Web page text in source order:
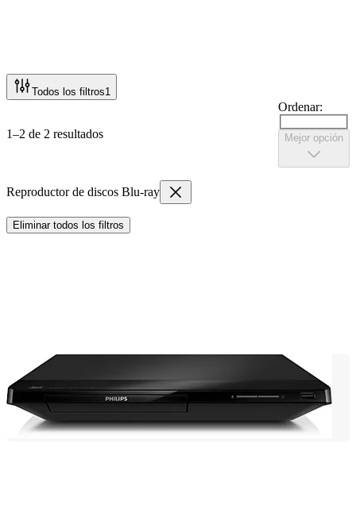
Todos los filtros1
1–2 de 2 resultados
Ordenar:
Mejor opción
Reproductor de discos Blu-ray
Eliminar todos los filtros